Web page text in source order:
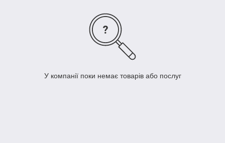
У компанії поки немає товарів або послуг